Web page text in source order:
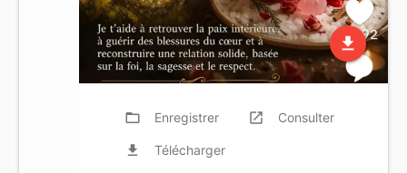
file_download
folder_open Enregistrer launch Consulter
file_download Télécharger